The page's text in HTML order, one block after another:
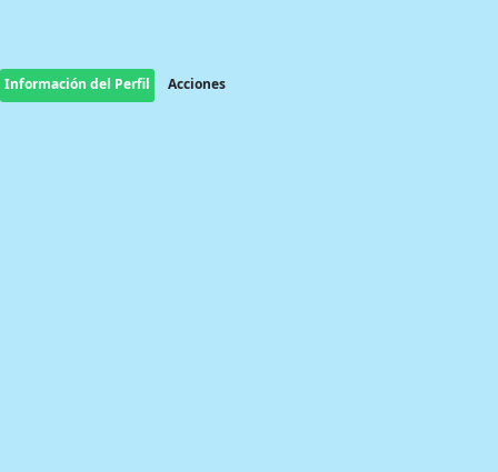
Información del Perfil Acciones